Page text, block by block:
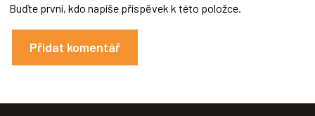
Buďte první, kdo napíše příspěvek k této položce.
Přidat komentář